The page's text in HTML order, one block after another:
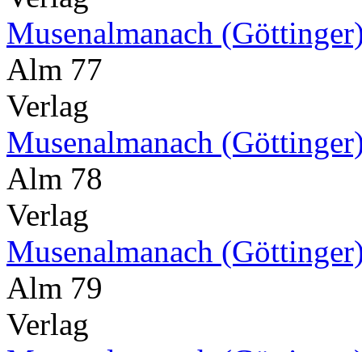
Musenalmanach
Alm 77
Verlag
Musenalmanach
Alm 78
Verlag
Musenalmanach
Alm 79
Verlag